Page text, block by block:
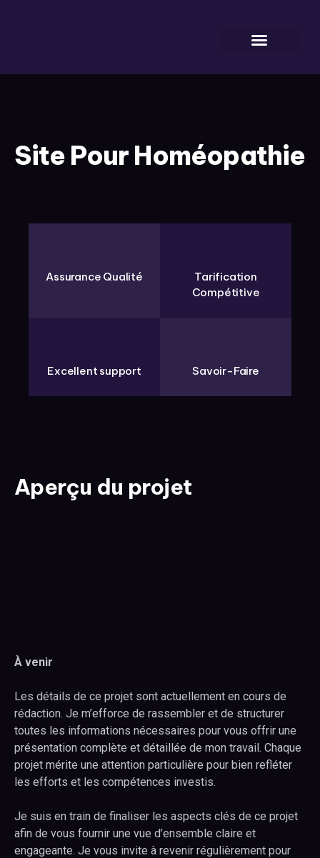
Site Pour Homéopathie
Assurance Qualité
Tarification
Compétitive
Savoir-Faire
Excellent support
Aperçu du projet
À venir
Les détails de ce projet sont actuellement en cours de
rédaction. Je m’efforce de rassembler et de structurer
toutes les informations nécessaires pour vous offrir une
présentation complète et détaillée de mon travail. Chaque
projet mérite une attention particulière pour bien refléter
les efforts et les compétences investis.
Je suis en train de finaliser les aspects clés de ce projet
afin de vous fournir une vue d’ensemble claire et
engageante. Je vous invite à revenir régulièrement pour